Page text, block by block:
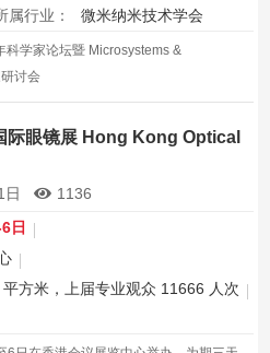
属行业： 微米纳米技术学会
科学家论坛暨 Microsystems &
讨会
际眼镜展 Hong Kong Optical
日
1136
日
方米，上届专业观众 11666 人次